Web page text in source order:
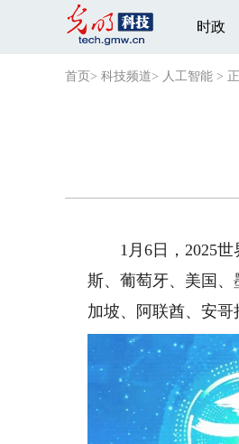
时政
首页 > 科技频道> 人工智能 >
1月6日，2025世
斯、葡萄牙、美国
加坡、阿联酋、安哥